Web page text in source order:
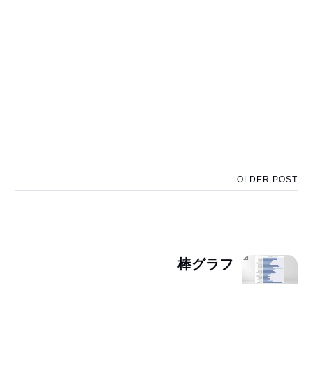
OLDER POST
棒グラフ